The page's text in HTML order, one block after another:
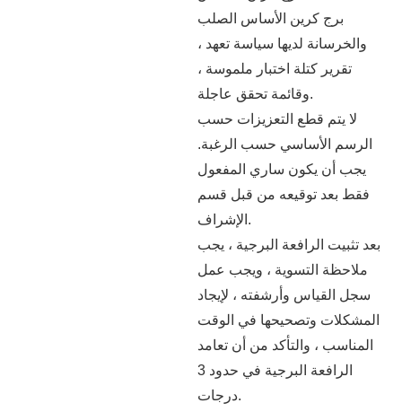
برج كرين الأساس الصلب
والخرسانة لديها سياسة تعهد ،
تقرير كتلة اختبار ملموسة ،
وقائمة تحقق عاجلة.
لا يتم قطع التعزيزات حسب
الرسم الأساسي حسب الرغبة.
يجب أن يكون ساري المفعول
فقط بعد توقيعه من قبل قسم
الإشراف.
بعد تثبيت الرافعة البرجية ، يجب
ملاحظة التسوية ، ويجب عمل
سجل القياس وأرشفته ، لإيجاد
المشكلات وتصحيحها في الوقت
المناسب ، والتأكد من أن تعامد
الرافعة البرجية في حدود 3
درجات.